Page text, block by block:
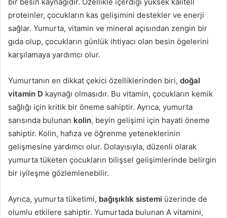
bir besin kaynağıdır. Özellikle içerdiği yüksek kaliteli
proteinler, çocukların kas gelişimini destekler ve enerji
sağlar. Yumurta, vitamin ve mineral açısından zengin bir
gıda olup, çocukların günlük ihtiyacı olan besin ögelerini
karşılamaya yardımcı olur.
Yumurtanın en dikkat çekici özelliklerinden biri, doğal
vitamin D kaynağı olmasıdır. Bu vitamin, çocukların kemik
sağlığı için kritik bir öneme sahiptir. Ayrıca, yumurta
sarısında bulunan kolin, beyin gelişimi için hayati öneme
sahiptir. Kolin, hafıza ve öğrenme yeteneklerinin
gelişmesine yardımcı olur. Dolayısıyla, düzenli olarak
yumurta tüketen çocukların bilişsel gelişimlerinde belirgin
bir iyileşme gözlemlenebilir.
Ayrıca, yumurta tüketimi, bağışıklık sistemi üzerinde de
olumlu etkilere sahiptir. Yumurtada bulunan A vitamini,